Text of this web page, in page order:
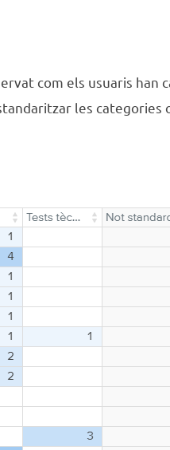
com els usuaris han
les categories